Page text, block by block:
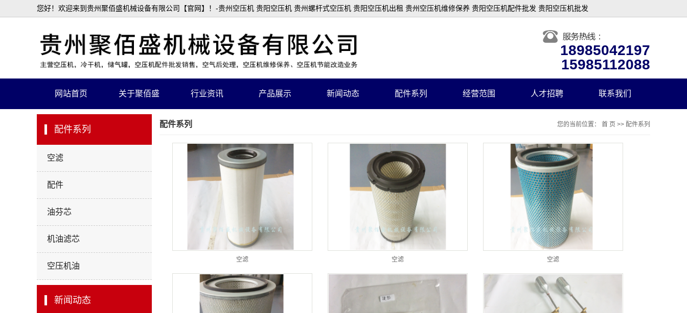
您好！欢迎来到贵州聚佰盛机械设备有限公司【官网】！-贵州空压机 贵阳空压机 贵州螺杆式空压机 贵阳空压机出租 贵州空压机维修保养 贵阳空压机配件批发 贵阳空压机批发
18985042197
15985112088
网站首页 关于聚佰盛 行业资讯 产品展示
固定螺杆式空压机
矿山活塞式空压机
工业活塞式空压机
移动螺杆式空压机
风镐、凿岩机、钻车
系列
新闻动态 配件系列
油芬芯
机油滤芯
空压机油
经营范围 人才招聘 联系我们
配件系列
空滤
配件
油芬芯
机油滤芯
空压机油
新闻动态
配件系列 您的当前位置： 首 页 >> 配件系列
空滤 空滤 空滤